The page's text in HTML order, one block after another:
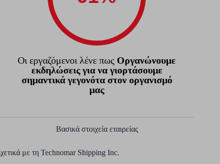
Οι εργαζόμενοι λένε πως Οργανώνουμε
εκδηλώσεις για να γιορτάσουμε
σημαντικά γεγονότα στον οργανισμό
μας
Βασικά στοιχεία εταιρείας
με τη Technomar Shipping Inc.